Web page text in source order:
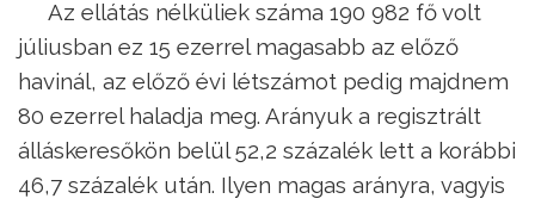
Az ellátás nélküliek száma 190 982 fő volt
júliusban ez 15 ezerrel magasabb az előző
havinál, az előző évi létszámot pedig majdnem
80 ezerrel haladja meg. Arányuk a regisztrált
álláskeresőkön belül 52,2 százalék lett a korábbi
46,7 százalék után. Ilyen magas arányra, vagyis